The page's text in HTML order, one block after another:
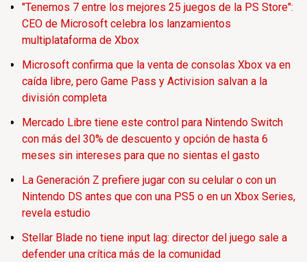
"Tenemos 7 entre los mejores 25 juegos de la PS Store":
CEO de Microsoft celebra los lanzamientos
multiplataforma de Xbox
Microsoft confirma que la venta de consolas Xbox va en
caída libre, pero Game Pass y Activision salvan a la
división completa
Mercado Libre tiene este control para Nintendo Switch
con más del 30% de descuento y opción de hasta 6
meses sin intereses para que no sientas el gasto
La Generación Z prefiere jugar con su celular o con un
Nintendo DS antes que con una PS5 o en un Xbox Series,
revela estudio
Stellar Blade no tiene input lag: director del juego sale a
defender una crítica más de la comunidad